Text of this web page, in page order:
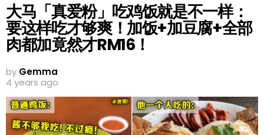
大马「真爱粉」吃鸡饭就是不一样：
要这样吃才够爽！加饭+加豆腐+全部
肉都加竟然才RM16！
by Gemma
4 years ago